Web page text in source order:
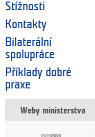
Stížnosti
Kontakty
Bilaterální
spolupráce
Příklady dobré
praxe
Weby ministerstva